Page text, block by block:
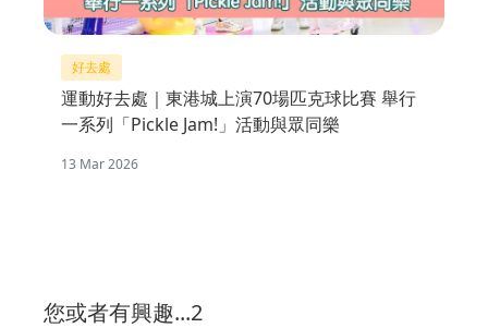
好去處
運動好去處｜東港城上演70場匹克球比賽 舉行
一系列「Pickle Jam!」活動與眾同樂
13 Mar 2026
您或者有興趣...2